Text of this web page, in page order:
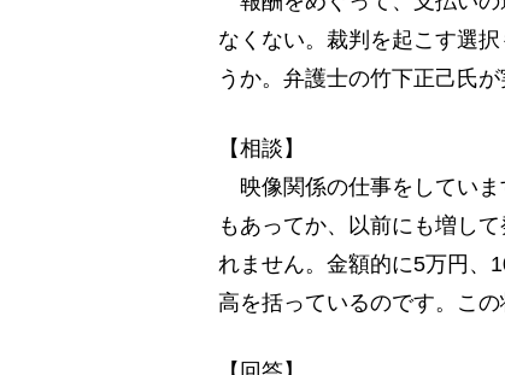
なくない。裁判を起こす選
うか。弁護士の竹下正己氏
【相談】
映像関係の仕事をしていま
もあってか、以前にも増し
れません。金額的に5万円、
高を括っているのです。こ